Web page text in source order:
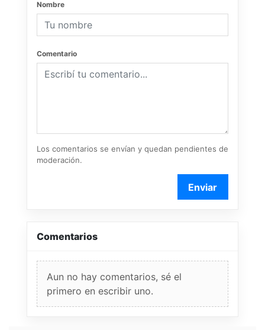
Nombre
Comentario
Los comentarios se envían y quedan pendientes de
moderación.
Enviar
Comentarios
Aun no hay comentarios, sé el
primero en escribir uno.